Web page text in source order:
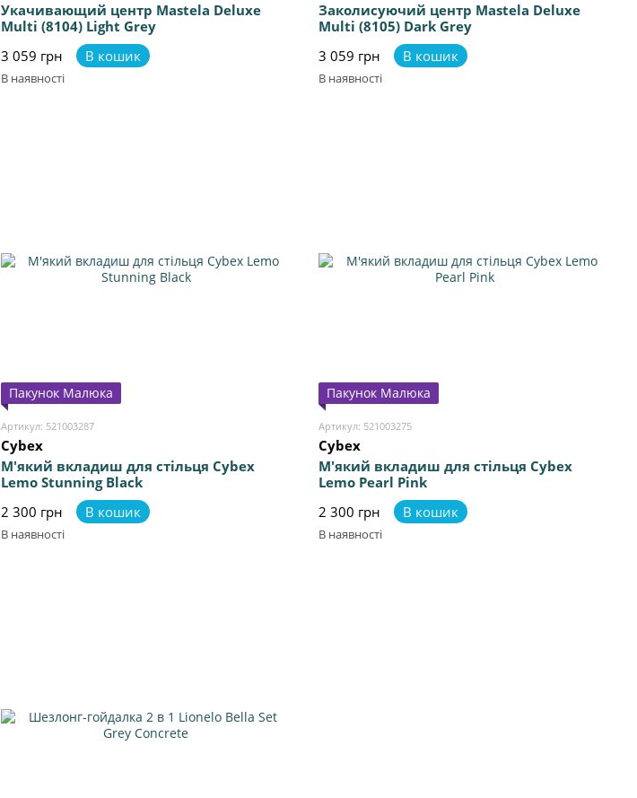
Укачивающий центр Mastela Deluxe
Multi (8104) Light Grey
3 059 грн
В кошик
В наявності
Заколисуючий центр Mastela Deluxe
Multi (8105) Dark Grey
3 059 грн
В кошик
В наявності
Пакунок Малюка
Артикул: 521003287
Cybex
М'який вкладиш для стільця Cybex
Lemo Stunning Black
2 300 грн
В кошик
В наявності
Пакунок Малюка
Артикул: 521003275
Cybex
М'який вкладиш для стільця Cybex
Lemo Pearl Pink
2 300 грн
В кошик
В наявності